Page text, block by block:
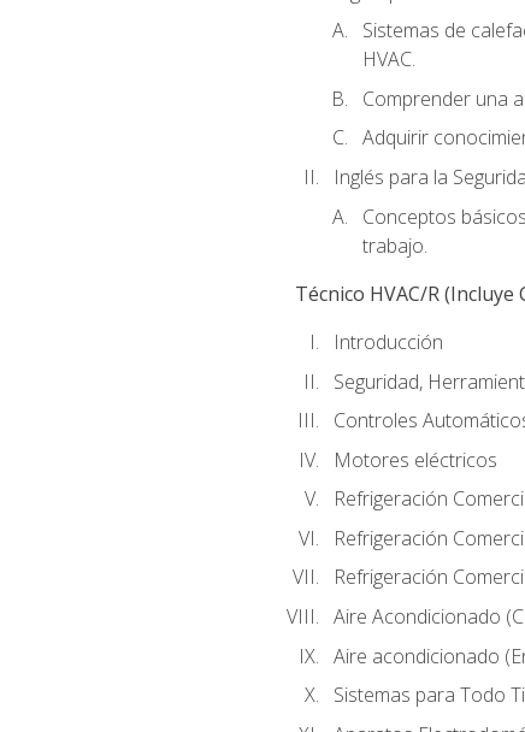
Sistemas de
HVAC.
Comprender una
Adquirir
Inglés para la
Conceptos
trabajo.
Técnico HVAC/R
Introducción
Seguridad,
Controles
Motores eléctricos
Refrigeración
Refrigeración
Refrigeración
Aire Acondicionado
Aire acondicionado
Sistemas para Todo